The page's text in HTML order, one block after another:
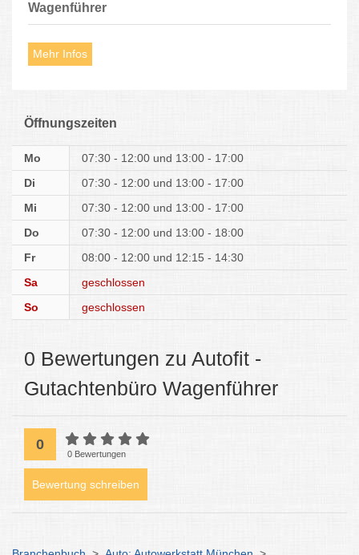
Wagenführer
Mehr Infos
Öffnungszeiten
Mo 07:30 - 12:00
13:00 - 17:00
Di
07:30 - 12:00
13:00 - 17:00
Mi
07:30 - 12:00
13:00 - 17:00
Do
07:30 - 12:00
13:00 - 18:00
Fr
08:00 - 12:00
12:15 - 14:30
Sa
geschlossen
So
geschlossen
0 Bewertungen zu Autofit -
Gutachtenbüro Wagenführer
0
0 Bewertungen
Bewertung schreiben